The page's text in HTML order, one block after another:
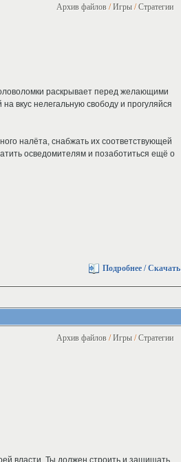
Архив файлов /Игры /Стратегии
раскрывает перед желающими
вкус нелегальную свободу и прогуляйся
налёта, снабжать их соответствующей
осведомителям и позаботиться ещё о
Подробнее / Скачать
Архив файлов /Игры /Стратегии
власти. Ты должен строить и защищать